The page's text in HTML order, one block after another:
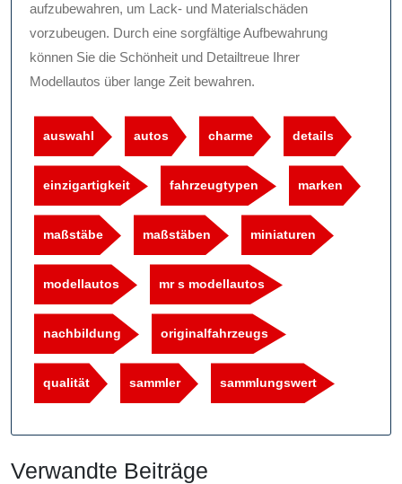
aufzubewahren, um Lack- und Materialschäden
vorzubeugen. Durch eine sorgfältige Aufbewahrung
können Sie die Schönheit und Detailtreue Ihrer
Modellautos über lange Zeit bewahren.
auswahl autos charme details
einzigartigkeit fahrzeugtypen marken
maßstäbe maßstäben miniaturen
modellautos mr s modellautos
nachbildung originalfahrzeugs
qualität sammler sammlungswert
Verwandte Beiträge